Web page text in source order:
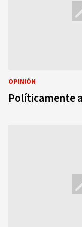
OPINIÓN
Políticamente